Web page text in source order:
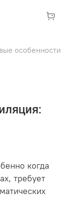
особенности
когда
требует